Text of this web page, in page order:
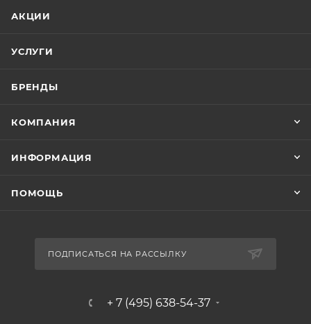
АКЦИИ
УСЛУГИ
БРЕНДЫ
КОМПАНИЯ
ИНФОРМАЦИЯ
ПОМОЩЬ
ПОДПИСАТЬСЯ НА РАССЫЛКУ
+ 7 (495) 638-54-37